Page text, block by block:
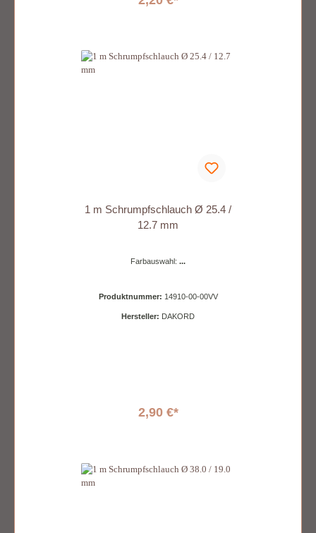
1 m Schrumpfschlauch Ø 25.4 /
12.7 mm
Farbauswahl: ...
Produktnummer: 14910-00-00VV
Hersteller: DAKORD
2,90 €*